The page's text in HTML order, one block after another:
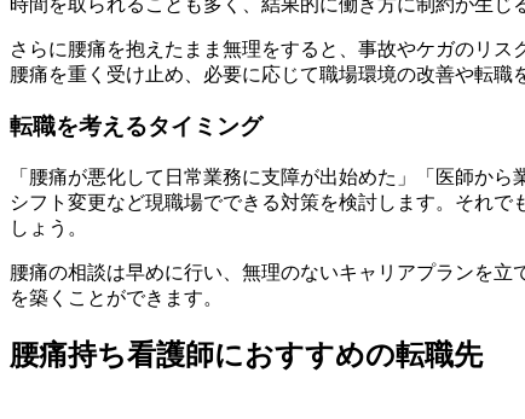
時間を取られることも多く、結果的に働き方に制約が生
さらに腰痛を抱えたまま無理をすると、事故やケガのリ
腰痛を重く受け止め、必要に応じて職場環境の改善や転職
転職を考えるタイミング
「腰痛が悪化して日常業務に支障が出始めた」「医師か
シフト変更など現職場でできる対策を検討します。それ
しょう。
腰痛の相談は早めに行い、無理のないキャリアプランを
を築くことができます。
腰痛持ち看護師におすすめの転職先